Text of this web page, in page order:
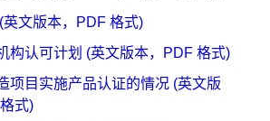
英文版本，PDF 格式)
构认可计划 (英文版本，PDF 格式)
项目实施产品认证的情况 (英文版
式)